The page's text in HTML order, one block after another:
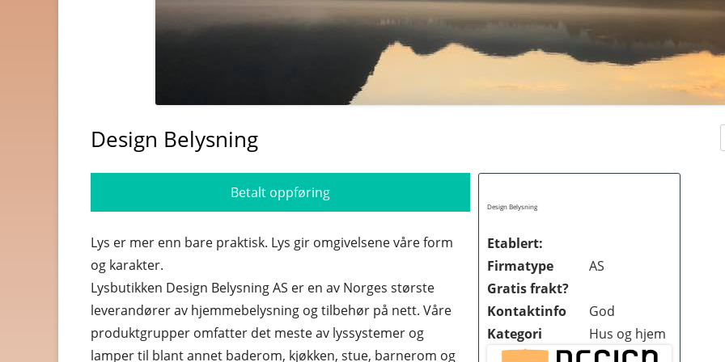
DATING OG EROTIKK
DYREBUTIKKER
ELEKTRONIKK
GAVER OG GADGETS
GULL, JUVELER OG KLOKKER
Design Belysning
Design Belysning
Etablert:
Firmatype
AS
Gratis frakt?
Kontaktinfo
God
Kategori
Hus og hjem
Betalt oppføring
Lys er mer enn bare praktisk. Lys gir omgivelsene våre form
og karakter.
Lysbutikken Design Belysning AS er en av Norges største
leverandører av hjemmebelysning og tilbehør på nett. Våre
produktgrupper omfatter det meste av lyssystemer og
lamper til blant annet baderom, kjøkken, stue, barnerom og